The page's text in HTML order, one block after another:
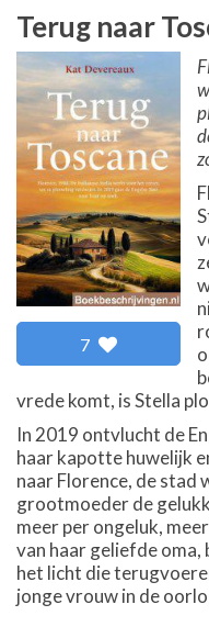
Terug naar
7
vrede komt, is Stella
In 2019 ontvlucht de
haar kapotte huwelijk
naar Florence, de stad
grootmoeder de
meer per ongeluk,
van haar geliefde
het licht die
jonge vrouw in de